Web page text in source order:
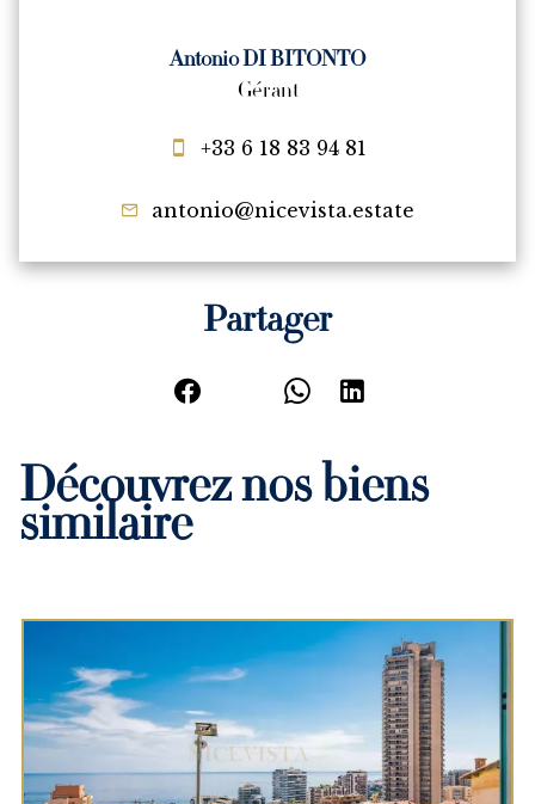
Antonio DI BITONTO
Gérant
+33 6 18 83 94 81
antonio@nicevista.estate
Partager
Découvrez nos biens
similaire